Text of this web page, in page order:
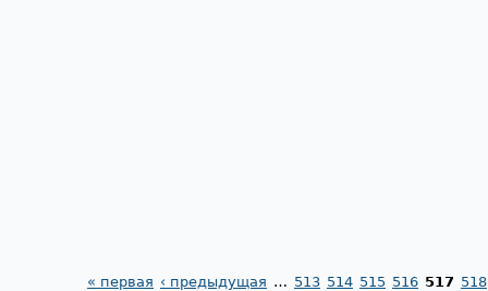
« первая ‹ предыдущая … 513 514 515 516 517 518